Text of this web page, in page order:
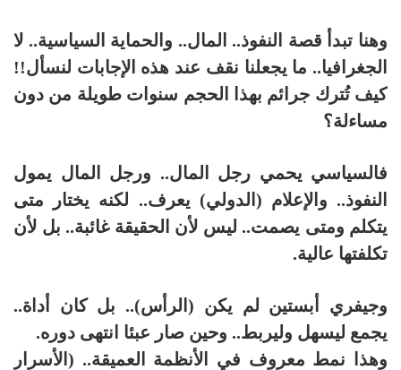
وهنا تبدأ قصة النفوذ.. المال.. والحماية السياسية.. لا
الجغرافيا.. ما يجعلنا نقف عند هذه الإجابات لنسأل!!
كيف تُترك جرائم بهذا الحجم سنوات طويلة من دون
مساءلة؟
فالسياسي يحمي رجل المال.. ورجل المال يمول
النفوذ.. والإعلام (الدولي) يعرف.. لكنه يختار متى
يتكلم ومتى يصمت.. ليس لأن الحقيقة غائبة.. بل لأن
تكلفتها عالية.
وجيفري أبستين لم يكن (الرأس).. بل كان أداة..
يجمع ليسهل وليربط.. وحين صار عبئا انتهى دوره.
وهذا نمط معروف في الأنظمة العميقة.. (الأسرار